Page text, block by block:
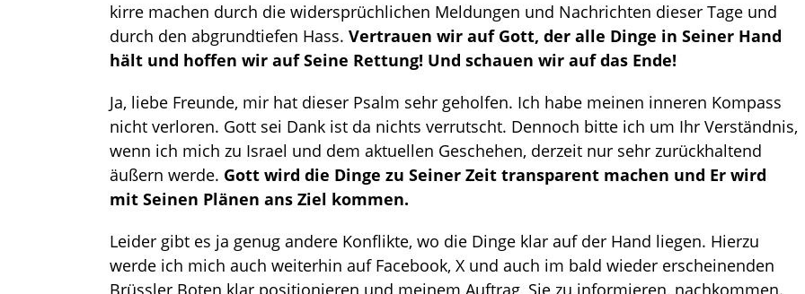
kirre machen durch die widersprüchlichen Meldungen und Nachrichten dieser Tage und
durch den abgrundtiefen Hass. Vertrauen wir auf Gott, der alle Dinge in Seiner Hand
hält und hoffen wir auf Seine Rettung! Und schauen wir auf das Ende!
Ja, liebe Freunde, mir hat dieser Psalm sehr geholfen. Ich habe meinen inneren Kompass
nicht verloren. Gott sei Dank ist da nichts verrutscht. Dennoch bitte ich um Ihr Verständnis,
wenn ich mich zu Israel und dem aktuellen Geschehen, derzeit nur sehr zurückhaltend
äußern werde. Gott wird die Dinge zu Seiner Zeit transparent machen und Er wird
mit Seinen Plänen ans Ziel kommen.
Leider gibt es ja genug andere Konflikte, wo die Dinge klar auf der Hand liegen. Hierzu
werde ich mich auch weiterhin auf Facebook, X und auch im bald wieder erscheinenden